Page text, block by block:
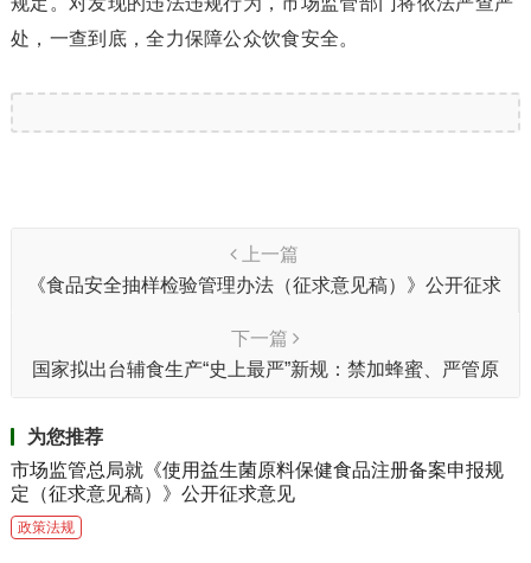
处，一查到底，全力保障公众饮食安全。
上一篇
《食品安全抽样检验管理办法（征求意见稿）》公开征求
下一篇
国家拟出台辅食生产“史上最严”新规：禁加蜂蜜、严管原
为您推荐
市场监管总局就《使用益生菌原料保健食品注册备案申报规
定（征求意见稿）》公开征求意见
政策法规